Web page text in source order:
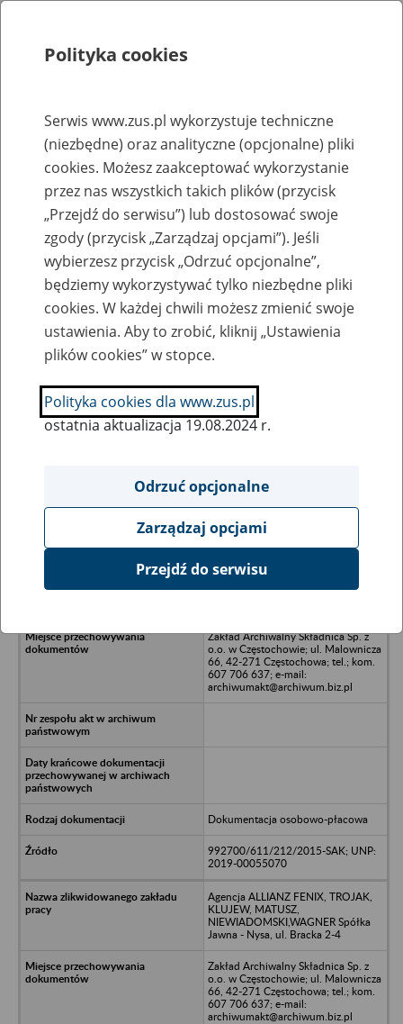
Rejestry, ewidencje i archiwa
Baza zlikwidowanych lub
przekształconych zakładów pracy
Nazwa zakładu pracy:
SZUKAJ
Ukryj wszystkie pozycje bazy
HEXAGON Sp. z o.o. w likwidacji -
Zakład Archiwalny Składnica Sp. z
o.o. w Częstochowie; ul. Malownicza
66, 42-271 Częstochowa; tel.; kom.
607 706 637; e-mail:
archiwumakt@archiwum.biz.pl
Dokumentacja osobowo-płacowa
992700/611/212/2015-SAK; UNP:
2019-00055070
Agencja ALLIANZ FENIX, TROJAK,
KLUJEW, MATUSZ,
NIEWIADOMSKI,WAGNER Spółka
Jawna - Nysa, ul. Bracka 2-4
Zakład Archiwalny Składnica Sp. z
o.o. w Częstochowie; ul. Malownicza
66, 42-271 Częstochowa; tel.; kom.
607 706 637; e-mail:
archiwumakt@archiwum.biz.pl
Polityka cookies
Serwis www.zus.pl wykorzystuje techniczne
(niezbędne) oraz analityczne (opcjonalne) pliki
cookies. Możesz zaakceptować wykorzystanie
przez nas wszystkich takich plików (przycisk
„Przejdź do serwisu”) lub dostosować swoje
zgody (przycisk „Zarządzaj opcjami”). Jeśli
wybierzesz przycisk „Odrzuć opcjonalne”,
będziemy wykorzystywać tylko niezbędne pliki
cookies. W każdej chwili możesz zmienić swoje
ustawienia. Aby to zrobić, kliknij „Ustawienia
plików cookies” w stopce.
Polityka cookies dla www.zus.pl
ostatnia aktualizacja 19.08.2024 r.
Odrzuć opcjonalne
Zarządzaj opcjami
Przejdź do serwisu